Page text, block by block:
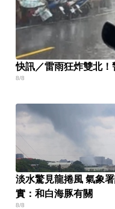
快訊／雷雨狂炸雙北
8/8
淡水驚見龍捲風 氣象
實：和白海豚有關
8/8